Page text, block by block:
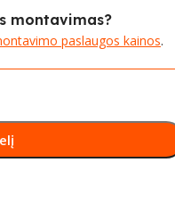
montavimas?
paslaugos kainos.